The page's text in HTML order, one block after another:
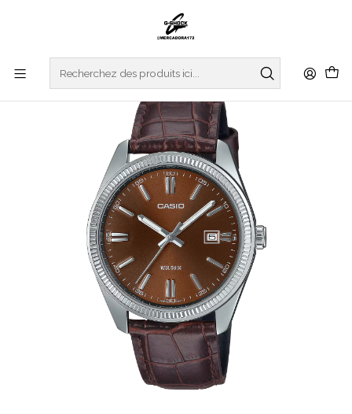
CASIO COLLECTION
Analogic Series MTP-1302PL-5AVEF